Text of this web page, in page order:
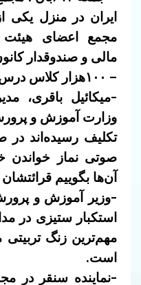
ایران در منزل یکی
مجمع اعضای هیئت
مالی و صندوقدار
– ۱۰۰هزار کلاس درس بدون معلم است.
-میکائیل باقری،
وزارت آموزش و
تکلیف رسیده‌اند در
صوتی نماز خواندن
آن‌ها بگوییم
-وزیر آموزش و
استکبار ستیزی در
مهم‌ترین زنگ
است.
-نماینده سنقر در